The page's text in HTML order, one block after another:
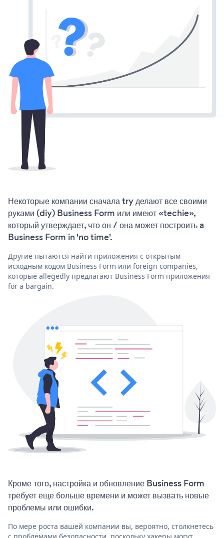
Некоторые компании сначала try делают все своими
руками (diy) Business Form или имеют «techie»,
который утверждает, что он / она может построить a
Business Form in 'no time'.
Другие пытаются найти приложения с открытым
исходным кодом Business Form или foreign companies,
которые allegedly предлагают Business Form приложения
for a bargain.
Кроме того, настройка и обновление Business Form
требует еще больше времени и может вызвать новые
проблемы или ошибки.
По мере роста вашей компании вы, вероятно, столкнетесь